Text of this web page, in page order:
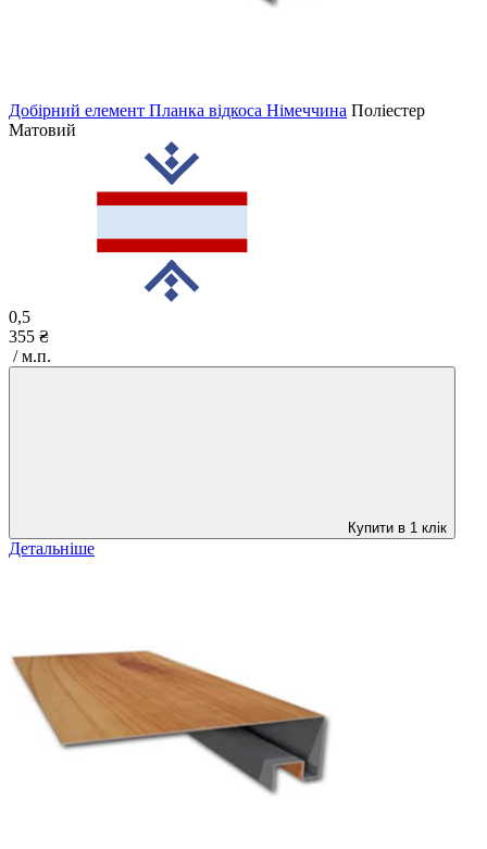
Добірний елемент Планка відкоса Німеччина Поліестер
Матовий
0,5
355 ₴
/ м.п.
Купити в 1 клік
Детальніше